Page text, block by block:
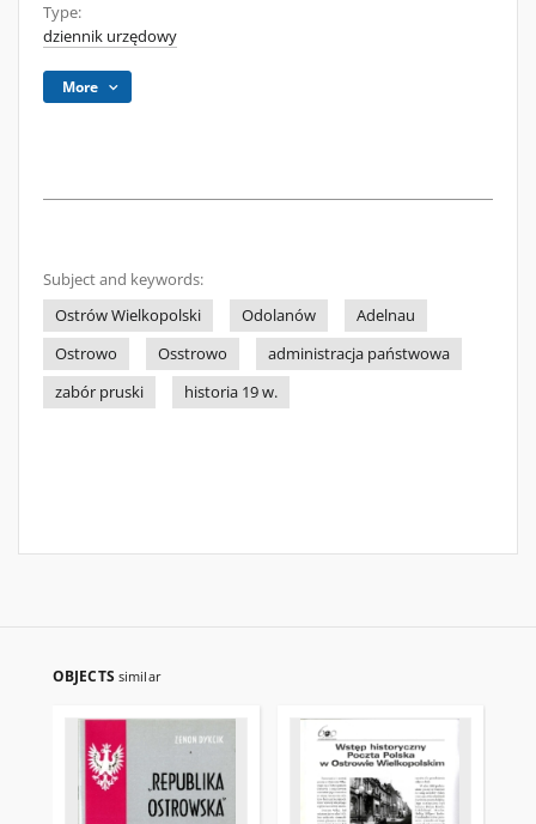
Type:
dziennik urzędowy
More
Subject and keywords:
Ostrów Wielkopolski
Odolanów
Adelnau
Ostrowo
Osstrowo
administracja państwowa
zabór pruski
historia 19 w.
OBJECTS similar